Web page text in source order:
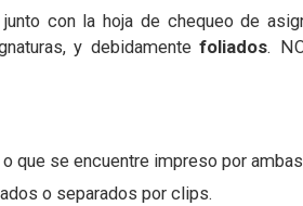
con la hoja de chequeo de
y debidamentefoliados.
que se encuentre impreso por
o separados por clips.